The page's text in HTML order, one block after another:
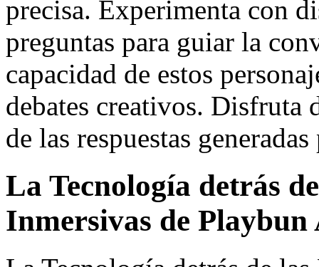
precisa. Experimenta con
preguntas para guiar la
capacidad de estos
debates creativos. Disfruta
de las respuestas
La Tecnología detrás
Inmersivas de Playbun